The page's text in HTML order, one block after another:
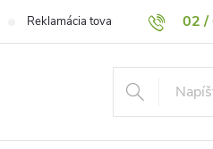
02 /
Reklamácia tovaru Vrátenie